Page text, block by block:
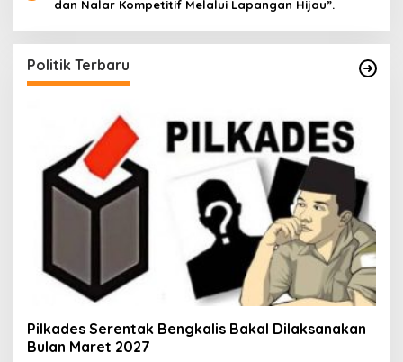
dan Nalar Kompetitif Melalui Lapangan Hijau”.
Politik Terbaru
Pilkades Serentak Bengkalis Bakal Dilaksanakan
Bulan Maret 2027